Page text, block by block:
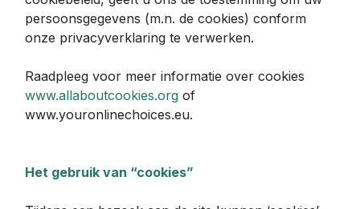
persoonsgegevens (m.n. de cookies) conform
onze privacyverklaring te verwerken.
Raadpleeg voor meer informatie over cookies
www.allaboutcookies.org of
www.youronlinechoices.eu.
Het gebruik van “cookies”